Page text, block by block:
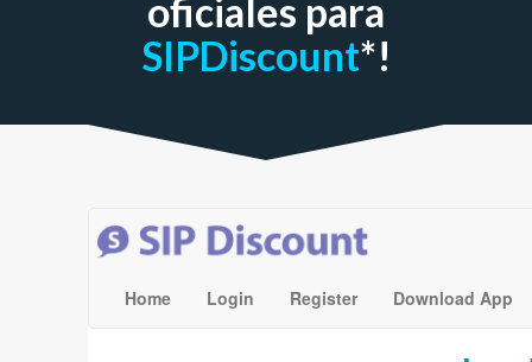
oficiales para
SIPDiscount*!